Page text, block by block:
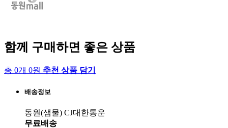
함께 구매하면 좋은 상품
총 0개 0원 추천 상품 담기
배송정보
동원(샘물) CJ대한통운
무료배송